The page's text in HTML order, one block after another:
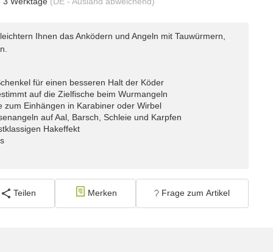
Ihnen das Anködern und Angeln mit Tauwürmern,
für einen besseren Halt der Köder
auf die Zielfische beim Wurmangeln
zum Einhängen in Karabiner oder Wirbel
auf Aal, Barsch, Schleie und Karpfen
Hakeffekt
Teilen Merken Frage zum Artikel